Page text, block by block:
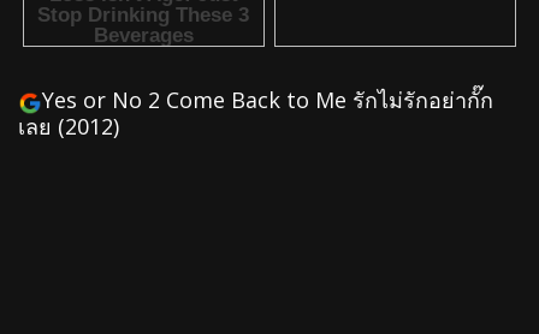
Yes or No 2 Come Back to Me รักไม่รักอย่ากั๊ก
เลย (2012)